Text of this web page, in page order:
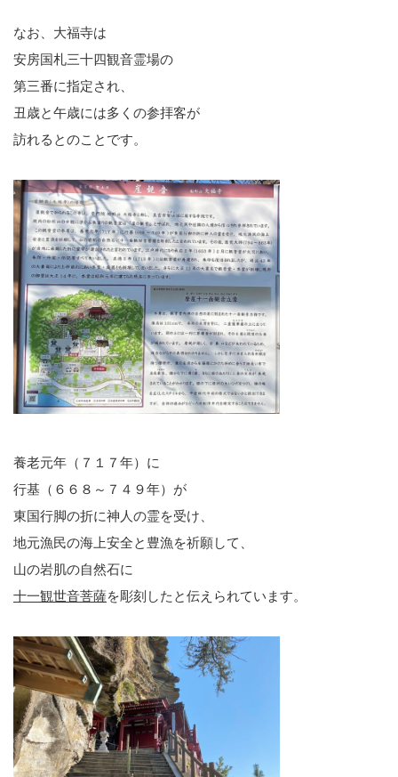
なお、大福寺は
安房国札三十四観音霊場の
第三番に指定され、
丑歳と午歳には多くの参拝客が
訪れるとのことです。
養老元年（７１７年）に
行基（６６８～７４９年）が
東国行脚の折に神人の霊を受け、
地元漁民の海上安全と豊漁を祈願して、
山の岩肌の自然石に
十一観世音菩薩を彫刻したと伝えられています。